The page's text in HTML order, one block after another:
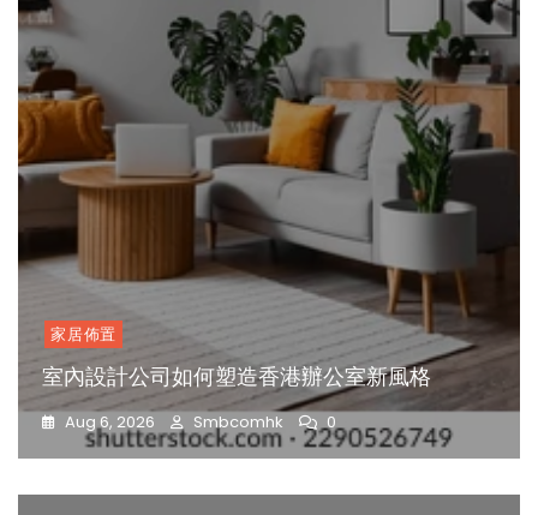
家居佈置
室內設計公司如何塑造香港辦公室新風格
Aug 6, 2026 Smbcomhk 0